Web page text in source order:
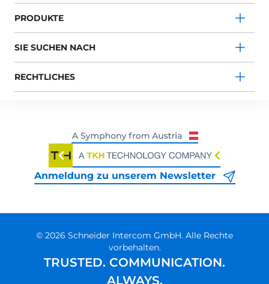
PRODUKTE
SIE SUCHEN NACH
RECHTLICHES
Anmeldung zu unserem Newsletter
© 2026 Schneider Intercom GmbH. Alle Rechte
vorbehalten.
TRUSTED. COMMUNICATION.
ALWAYS.